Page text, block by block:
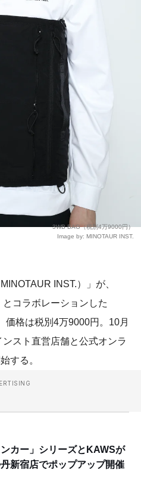
3WB BAG（税別4万9000円）
Image by: MINOTAUR INST.
INST.）」が、
とコラボレーションした
価格は税別4万9000円。10月
スト直営店舗と公式オンラ
する。
カー」シリーズとKAWSが
新宿店でポップアップ開催